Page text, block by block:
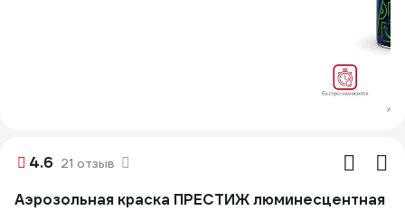
4.6 21 отзыв
Аэрозольная краска ПРЕСТИЖ люминесцентная